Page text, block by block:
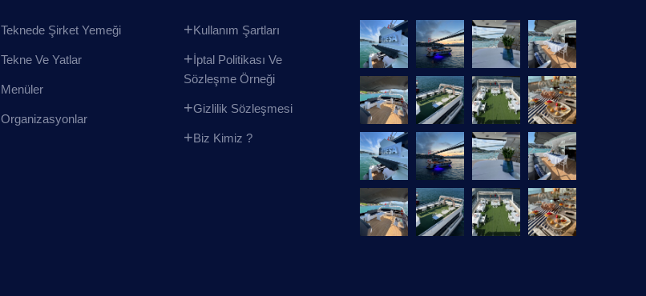
Teknede Şirket Yemeği
Tekne Ve Yatlar
Menüler
Organizasyonlar
Kullanım Şartları
İptal Politikası Ve
Sözleşme Örneği
Gizlilik Sözleşmesi
Biz Kimiz ?